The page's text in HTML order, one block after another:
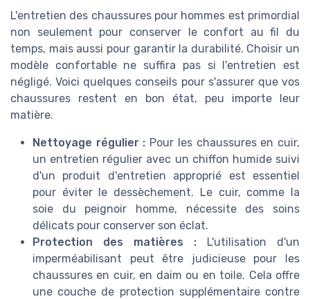
L'entretien des chaussures pour hommes est primordial
non seulement pour conserver le confort au fil du
temps, mais aussi pour garantir la durabilité. Choisir un
modèle confortable ne suffira pas si l'entretien est
négligé. Voici quelques conseils pour s'assurer que vos
chaussures restent en bon état, peu importe leur
matière.
Nettoyage régulier : Pour les chaussures en cuir,
un entretien régulier avec un chiffon humide suivi
d'un produit d'entretien approprié est essentiel
pour éviter le dessèchement. Le cuir, comme la
soie du peignoir homme, nécessite des soins
délicats pour conserver son éclat.
Protection des matières : L'utilisation d'un
imperméabilisant peut être judicieuse pour les
chaussures en cuir, en daim ou en toile. Cela offre
une couche de protection supplémentaire contre